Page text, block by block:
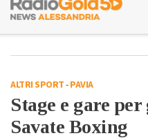
ALTRI SPORT-PAVIA
Stage e gare
Savate Boxing